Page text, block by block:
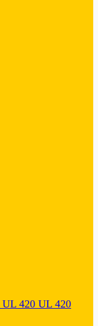
UL 420 UL 420